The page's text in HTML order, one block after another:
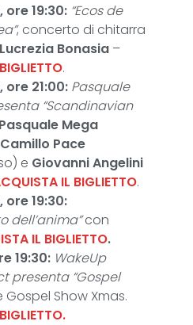
ore 19:30: “Ecos de
, concerto di chitarra
Lucrezia Bonasia –
.
ore 21:00: Pasquale
“Scandinavian
Pasquale Mega
Camillo Pace
e Giovanni Angelini
IL BIGLIETTO.
ore 19:30:
dell’anima”con
IL BIGLIETTO.
19:30: WakeUp
presenta “Gospel
Gospel Show Xmas.